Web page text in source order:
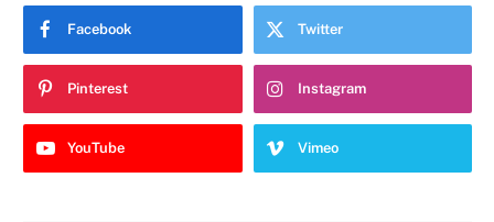
Facebook Twitter
Pinterest Instagram
YouTube Vimeo